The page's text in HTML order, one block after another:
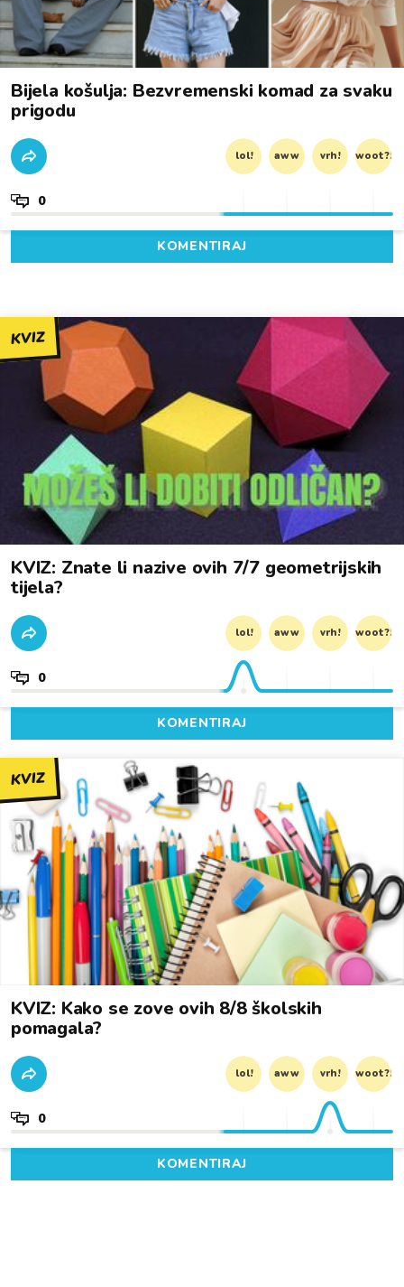
Bijela košulja: Bezvremenski komad za svaku
prigodu
lol! aww vrh! woot?!
0
KOMENTIRAJ
KVIZ
KVIZ: Znate li nazive ovih 7/7 geometrijskih
tijela?
lol! aww vrh! woot?!
0
KOMENTIRAJ
KVIZ
KVIZ: Kako se zove ovih 8/8 školskih
pomagala?
lol! aww vrh! woot?!
0
KOMENTIRAJ